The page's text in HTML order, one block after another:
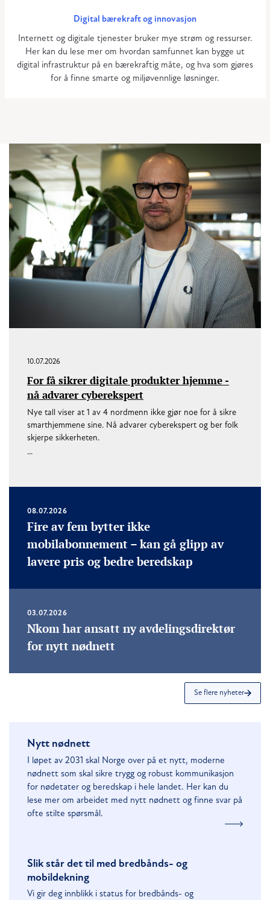
Digital bærekraft og innovasjon
Internett og digitale tjenester bruker mye strøm og ressurser.
Her kan du lese mer om hvordan samfunnet kan bygge ut
digital infrastruktur på en bærekraftig måte, og hva som gjøres
for å finne smarte og miljøvennlige løsninger.
10.07.2026
For få sikrer digitale produkter hjemme -
nå advarer cyberekspert
Nye tall viser at 1 av 4 nordmenn ikke gjør noe for å sikre
smarthjemmene sine. Nå advarer cyberekspert og ber folk
skjerpe sikkerheten.
08.07.2026
Fire av fem bytter ikke
mobilabonnement – kan gå glipp av
lavere pris og bedre beredskap
03.07.2026
Nkom har ansatt ny avdelingsdirektør
for nytt nødnett
Se flere nyheter
Nytt nødnett
I løpet av 2031 skal Norge over på et nytt, moderne
nødnett som skal sikre trygg og robust kommunikasjon
for nødetater og beredskap i hele landet. Her kan du
lese mer om arbeidet med nytt nødnett og finne svar på
ofte stilte spørsmål.
Slik står det til med bredbånds- og
mobildekning
Vi gir deg innblikk i status for bredbånds- og